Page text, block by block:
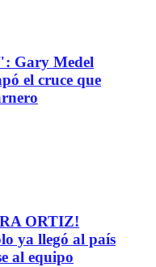
Gary Medel
el cruce que
ORTIZ!
ya llegó al país
al equipo